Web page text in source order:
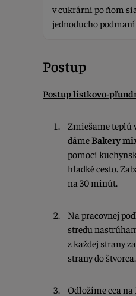
v cukrárni po ňom
jednoducho podmaní
Postup
Postup lístkovo-
Zmiešame teplú
dáme Bakery
pomoci
hladké cesto.
na 30 minút.
Na pracovnej
stredu
z každej strany
strany do štvorca.
Odložíme cca na